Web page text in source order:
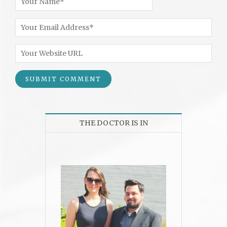
THE DOCTOR IS IN